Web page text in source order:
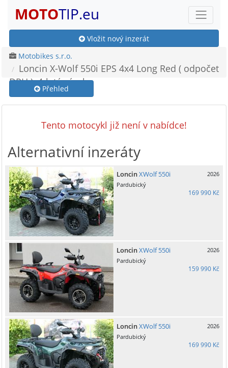
MOTOTIP.eu
Vložit nový inzerát
Motobikes s.r.o.
Loncin X-Wolf 550i EPS 4x4 Long Red ( odpočet
DPH ), 4-letá záruka
Přehled
Tento motocykl již není v nabídce!
Alternativní inzeráty
LoncinXWolf 550i
2026
Pardubický
169 990 Kč
LoncinXWolf 550i
2026
Pardubický
159 990 Kč
LoncinXWolf 550i
2026
Pardubický
169 990 Kč